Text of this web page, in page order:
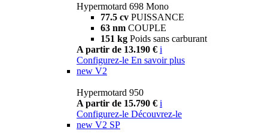
Hypermotard 698 Mono
77.5 cv PUISSANCE
63 nm COUPLE
151 kg Poids sans carburant
A partir de 13.190 € i
Configurez-le En savoir plus
new V2
Hypermotard 950
A partir de 15.790 € i
Configurez-le Découvrez-le
new V2 SP